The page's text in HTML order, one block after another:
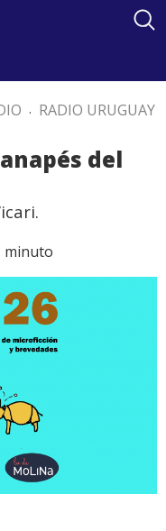
. RADIO URUGUAY
del
minuto